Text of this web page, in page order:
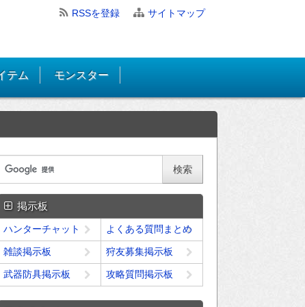
RSSを登録 サイトマップ
テム モンスター
掲示板
ハンターチャット よくある質問まとめ
雑談掲示板 狩友募集掲示板
武器防具掲示板 攻略質問掲示板